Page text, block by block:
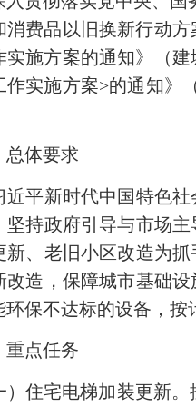
消费品以旧换新行动
实施方案的通知》（
作实施方案>的通知》
体要求
新时代中国特色社
坚持政府引导与市场
新、老旧小区改造为
改造，保障城市基础
保不达标的设备，按
点任务
宅电梯加装更新。按